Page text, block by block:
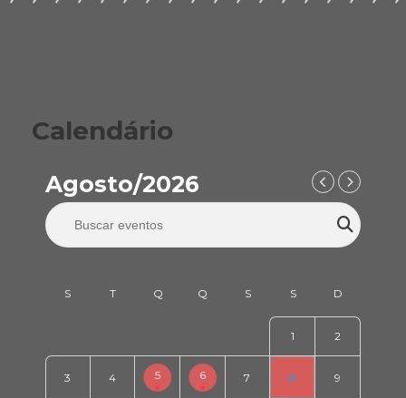
Calendário
Agosto/2026
1 2
3 4 5 6 7 8 9